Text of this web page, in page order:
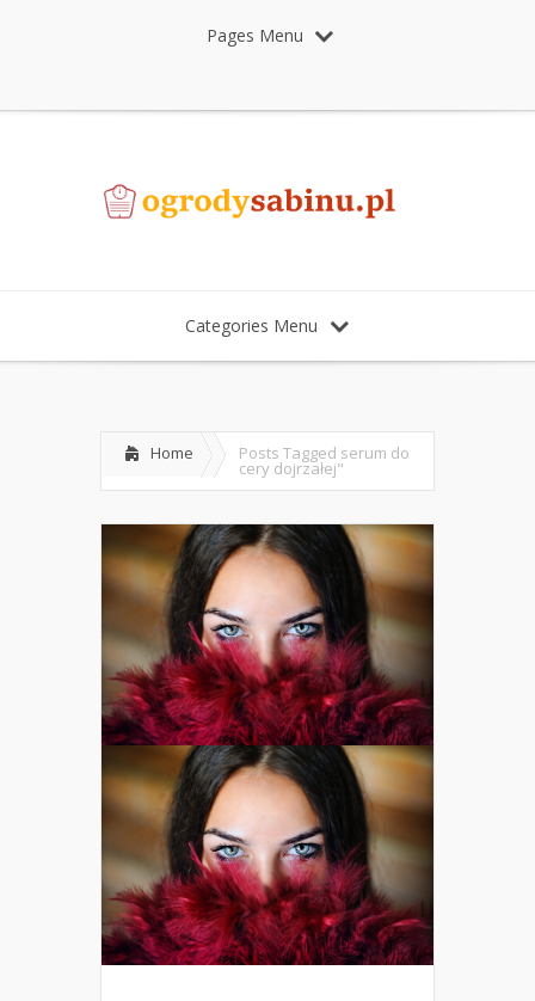
Pages Menu
Categories Menu
Home Posts Tagged serum do
cery dojrzałej"